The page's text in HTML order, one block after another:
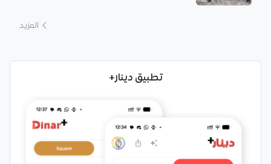
المزيد
تطبيق دينار+